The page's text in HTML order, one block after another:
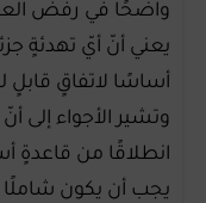
واضحًا في رفض
يعني أنّ أيّ تهدئةٍ
أساسًا لاتفاقٍ قابلٍ
وتشير الأجواء إلى
انطلاقًا من قاعدةٍ
يجب أن يكون